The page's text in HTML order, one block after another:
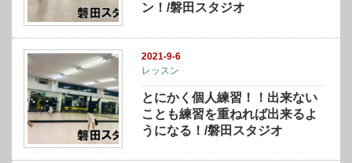
ン！/磐田スタジオ
2021-9-6
レッスン
とにかく個人練習！！出来ない
ことも練習を重ねれば出来るよ
うになる！/磐田スタジオ